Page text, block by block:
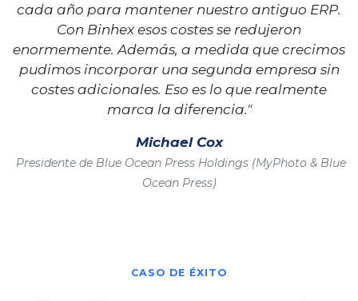
cada año para mantener nuestro antiguo ERP.
Con Binhex esos costes se redujeron
enormemente. Además, a medida que crecimos
pudimos incorporar una segunda empresa sin
costes adicionales. Eso es lo que realmente
marca la diferencia."
Michael Cox
Presidente de Blue Ocean Press Holdings (MyPhoto & Blue
Ocean Press)
CASO DE ÉXITO